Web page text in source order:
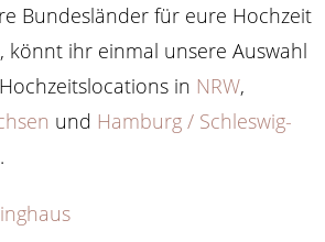
Bundesländer für eure Hochzeit
könnt ihr einmal unsere Auswahl
in NRW,
und Hamburg / Schleswig-